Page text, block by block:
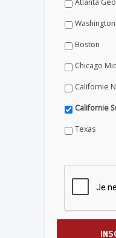
Boston
Chicago
Californie
Californie
Texas